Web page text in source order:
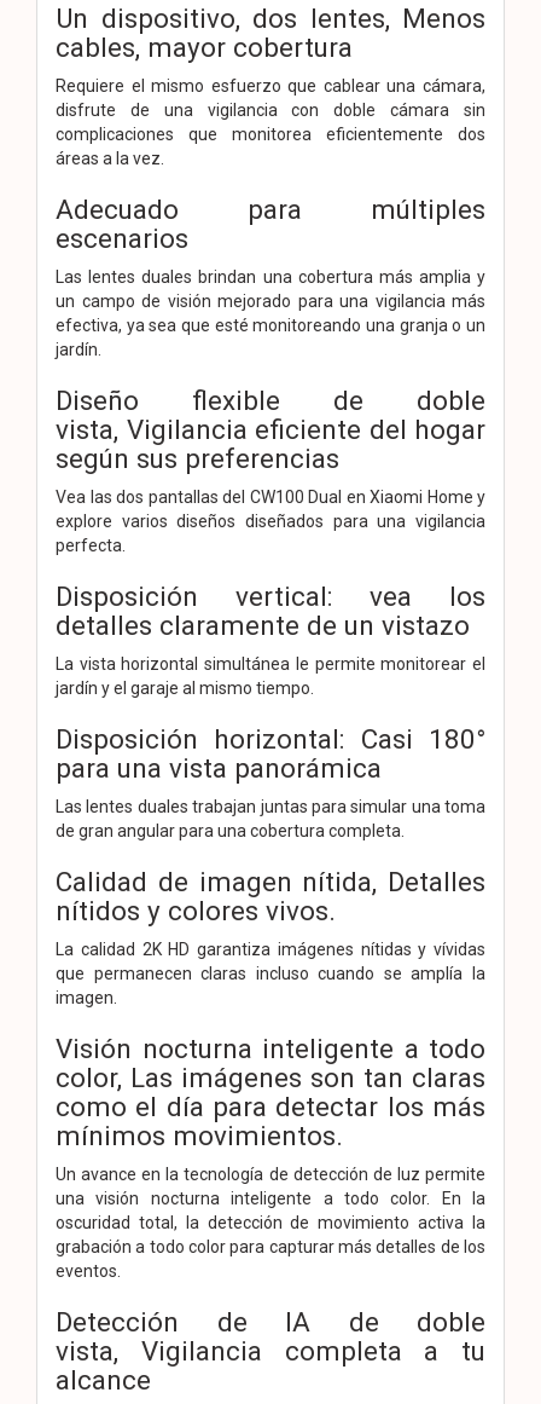
Un dispositivo, dos lentes, Menos
cables, mayor cobertura
Requiere el mismo esfuerzo que cablear una cámara,
disfrute de una vigilancia con doble cámara sin
complicaciones que monitorea eficientemente dos
áreas a la vez.
Adecuado para múltiples
escenarios
Las lentes duales brindan una cobertura más amplia y
un campo de visión mejorado para una vigilancia más
efectiva, ya sea que esté monitoreando una granja o un
jardín.
Diseño flexible de doble
vista, Vigilancia eficiente del hogar
según sus preferencias
Vea las dos pantallas del CW100 Dual en Xiaomi Home y
explore varios diseños diseñados para una vigilancia
perfecta.
Disposición vertical: vea los
detalles claramente de un vistazo
La vista horizontal simultánea le permite monitorear el
jardín y el garaje al mismo tiempo.
Disposición horizontal: Casi 180°
para una vista panorámica
Las lentes duales trabajan juntas para simular una toma
de gran angular para una cobertura completa.
Calidad de imagen nítida, Detalles
nítidos y colores vivos.
La calidad 2K HD garantiza imágenes nítidas y vívidas
que permanecen claras incluso cuando se amplía la
imagen.
Visión nocturna inteligente a todo
color, Las imágenes son tan claras
como el día para detectar los más
mínimos movimientos.
Un avance en la tecnología de detección de luz permite
una visión nocturna inteligente a todo color. En la
oscuridad total, la detección de movimiento activa la
grabación a todo color para capturar más detalles de los
eventos.
Detección de IA de doble
vista, Vigilancia completa a tu
alcance